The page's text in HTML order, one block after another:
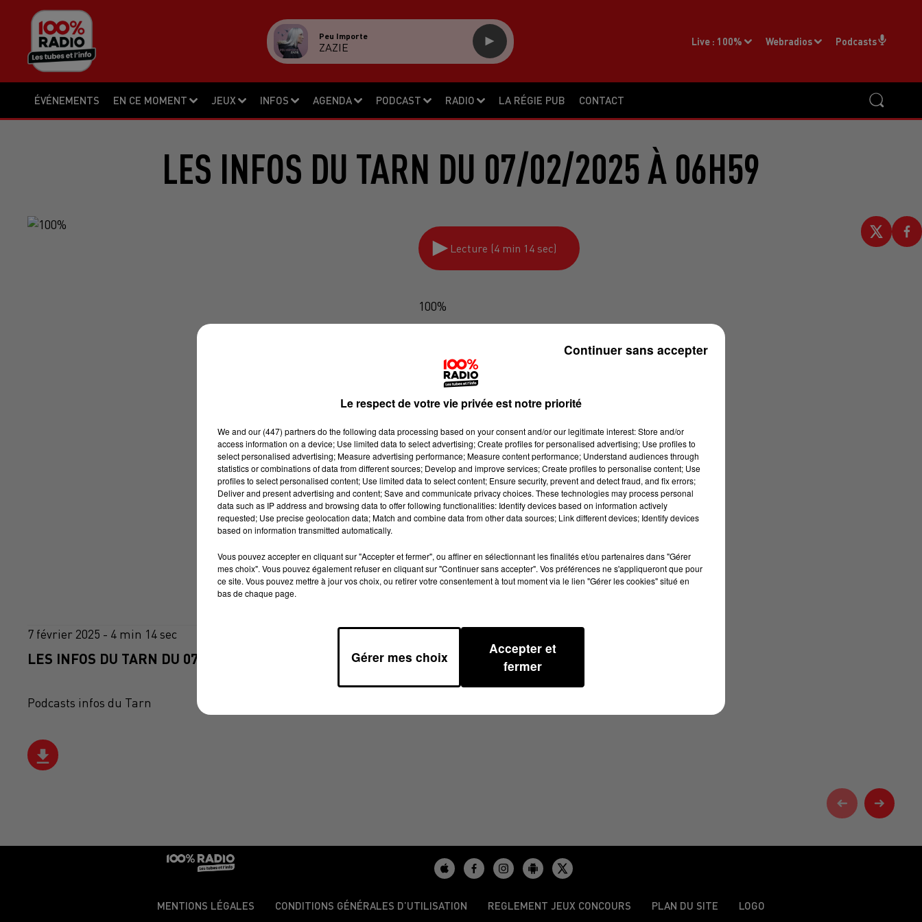
ÉVÉNEMENTS EN CE MOMENT JEUX INFOS AGENDA PODCAST RADIO LA RÉGIE PUB CONTACT
Live : 100% Webradios Podcasts
Peu Importe
ZAZIE
LES INFOS DU TARN DU 07/02/2025 À 06H59
Lecture (4 min 14 sec)
100%
7 février 2025 - 4 min 14 sec
LES INFOS DU TARN DU 07/02/2025 À 06H59
Podcasts infos du Tarn
MENTIONS LÉGALES CONDITIONS GÉNÉRALES D’UTILISATION REGLEMENT JEUX CONCOURS PLAN DU SITE LOGO
Le respect de votre vie privée est notre priorité
We and our (447) partnersdo the following data processing based on your consent and/or our legitimate interest: Store and/or
access information on a device; Use limited data to select advertising; Create profiles for personalised advertising; Use profiles to
select personalised advertising; Measure advertising performance; Measure content performance; Understand audiences through
statistics or combinations of data from different sources; Develop and improve services; Create profiles to personalise content; Use
profiles to select personalised content; Use limited data to select content; Ensure security, prevent and detect fraud, and fix errors;
Deliver and present advertising and content; Save and communicate privacy choices. These technologies may process personal
data such as IP address and browsing data to offer following functionalities: Identify devices based on information actively
requested; Use precise geolocation data; Match and combine data from other data sources; Link different devices; Identify devices
based on information transmitted automatically.
Vous pouvez accepter en cliquant sur "Accepter et fermer", ou affiner en sélectionnant les finalités et/ou partenaires dans "Gérer
mes choix". Vous pouvez également refuser en cliquant sur "Continuer sans accepter". Vos préférences ne s'appliqueront que pour
ce site. Vous pouvez mettre à jour vos choix, ou retirer votre consentement à tout moment via le lien "Gérer les cookies" situé en
bas de chaque page.
Gérer mes choix
Accepter et
fermer
Continuer sans accepter